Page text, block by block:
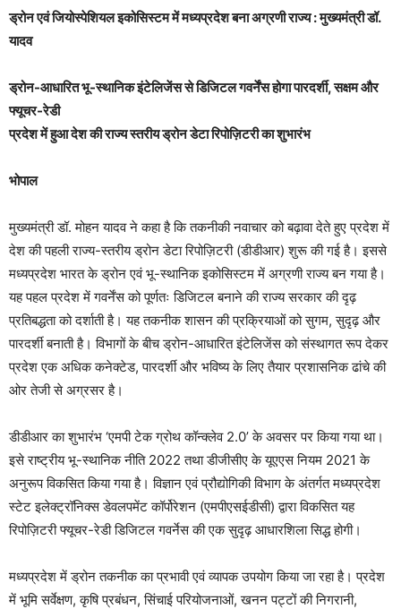
ड्रोन एवं जियोस्पेशियल इकोसिस्टम में मध्यप्रदेश बना अग्रणी राज्य : मुख्यमंत्री डॉ.
यादव
ड्रोन-आधारित भू-स्थानिक इंटेलिजेंस से डिजिटल गवर्नेंस होगा पारदर्शी, सक्षम और
फ्यूचर-रेडी
प्रदेश में हुआ देश की राज्य स्तरीय ड्रोन डेटा रिपोज़िटरी का शुभारंभ
भोपाल
मुख्यमंत्री डॉ. मोहन यादव ने कहा है कि तकनीकी नवाचार को बढ़ावा देते हुए प्रदेश में
देश की पहली राज्य-स्तरीय ड्रोन डेटा रिपोज़िटरी (डीडीआर) शुरू की गई है। इससे
मध्यप्रदेश भारत के ड्रोन एवं भू-स्थानिक इकोसिस्टम में अग्रणी राज्य बन गया है।
यह पहल प्रदेश में गवर्नेंस को पूर्णतः डिजिटल बनाने की राज्य सरकार की दृढ़
प्रतिबद्धता को दर्शाती है। यह तकनीक शासन की प्रक्रियाओं को सुगम, सुदृढ़ और
पारदर्शी बनाती है। विभागों के बीच ड्रोन-आधारित इंटेलिजेंस को संस्थागत रूप देकर
प्रदेश एक अधिक कनेक्टेड, पारदर्शी और भविष्य के लिए तैयार प्रशासनिक ढांचे की
ओर तेजी से अग्रसर है।
डीडीआर का शुभारंभ ‘एमपी टेक ग्रोथ कॉन्क्लेव 2.0’ के अवसर पर किया गया था।
इसे राष्ट्रीय भू-स्थानिक नीति 2022 तथा डीजीसीए के यूएएस नियम 2021 के
अनुरूप विकसित किया गया है। विज्ञान एवं प्रौद्योगिकी विभाग के अंतर्गत मध्यप्रदेश
स्टेट इलेक्ट्रॉनिक्स डेवलपमेंट कॉर्पोरेशन (एमपीएसईडीसी) द्वारा विकसित यह
रिपोज़िटरी फ्यूचर-रेडी डिजिटल गवर्नेस की एक सुदृढ़ आधारशिला सिद्ध होगी।
मध्यप्रदेश में ड्रोन तकनीक का प्रभावी एवं व्यापक उपयोग किया जा रहा है। प्रदेश
में भूमि सर्वेक्षण, कृषि प्रबंधन, सिंचाई परियोजनाओं, खनन पट्टों की निगरानी,